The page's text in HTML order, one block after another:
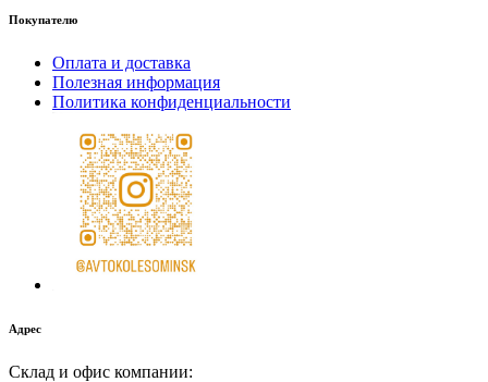
Покупателю
Оплата и доставка
Полезная информация
Политика конфиденциальности
Адрес
Склад и офис компании: